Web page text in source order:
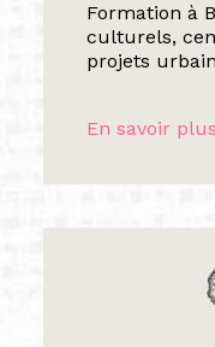
Formation à
culturels,
projets
En savoir plus